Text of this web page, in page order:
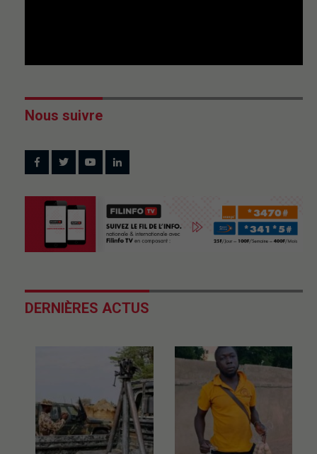
Nous suivre
DERNIÈRES ACTUS